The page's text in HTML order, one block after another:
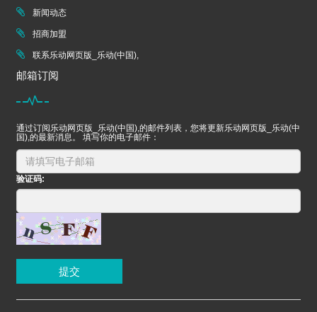
新闻动态
招商加盟
联系乐动网页版_乐动(中国),
邮箱订阅
通过订阅乐动网页版_乐动(中国),的邮件列表，您将更新乐动网页版_乐动(中
国),的最新消息。 填写你的电子邮件：
验证码:
提交